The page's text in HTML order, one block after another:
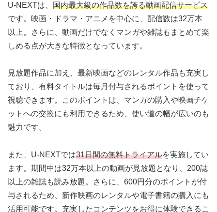
U-NEXTは、 国内最大級の作品数を誇る動画配信サービス
です。映画・ドラマ・アニメを中心に、配信数は32万本
以上。さらに、動画だけでなくマンガや雑誌もまとめて楽
しめる点が大きな特徴となっています。
見放題作品に加え、最新映画などのレンタル作品も充実し
ており、有料タイトルは毎月付与されるポイントを使って
視聴できます。このポイントは、マンガの購入や映画チケ
ットへの交換にも利用できるため、使い道の幅が広いのも
魅力です。
また、U-NEXTでは31日間の無料トライアルを実施してい
ます。期間中は32万本以上の動画が見放題となり、200誌
以上の雑誌も読み放題。さらに、600円分のポイントが付
与されるため、新作映画のレンタルや電子書籍の購入にも
活用可能です。充実したコンテンツをお得に体験できるこ